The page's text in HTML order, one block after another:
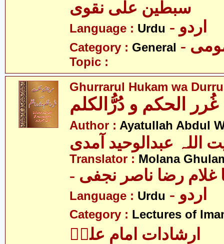
سبطین علی نقوی
Language : Urdu - اردو
Category : General
Topic :
Ghurrarul Hukam wa
غُرر الحکم و دُرُّالکلم
Author : Ayatullah Abdul
اللہ عبدالوحید آمدی
Translator : Molana
غلام رضا ناصر نجفی
Language : Urdu - اردو
Category : Lectures of
ارشادات امام علیؑ